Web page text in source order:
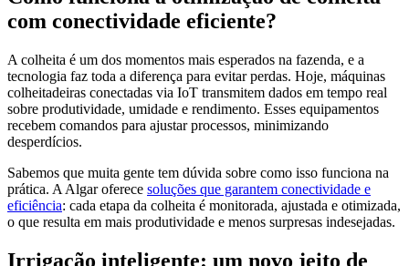
com conectividade eficiente?
A colheita é um dos momentos mais esperados na fazenda, e a
tecnologia faz toda a diferença para evitar perdas. Hoje, máquinas
colheitadeiras conectadas via IoT transmitem dados em tempo real
sobre produtividade, umidade e rendimento. Esses equipamentos
recebem comandos para ajustar processos, minimizando
desperdícios.
Sabemos que muita gente tem dúvida sobre como isso funciona na
prática. A Algar oferece soluções que garantem conectividade e
eficiência: cada etapa da colheita é monitorada, ajustada e otimizada,
o que resulta em mais produtividade e menos surpresas indesejadas.
Irrigação inteligente: um novo jeito de